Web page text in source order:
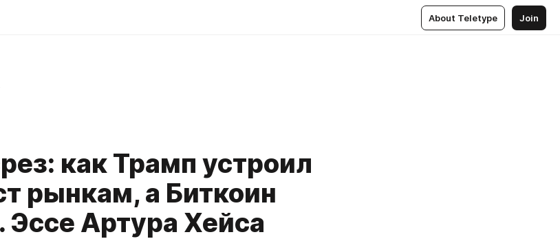
About Teletype Join
как Трамп устроил
рынкам, а Биткоин
Артура Хейса